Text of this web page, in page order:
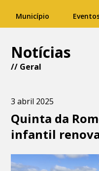
Município
Notícias
// Geral
3 abril 2025
Quinta da
infantil